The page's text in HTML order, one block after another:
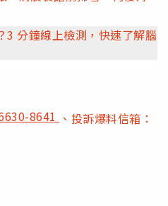
3 分鐘線上檢測，快速了解腦
8641 、投訴爆料信箱：